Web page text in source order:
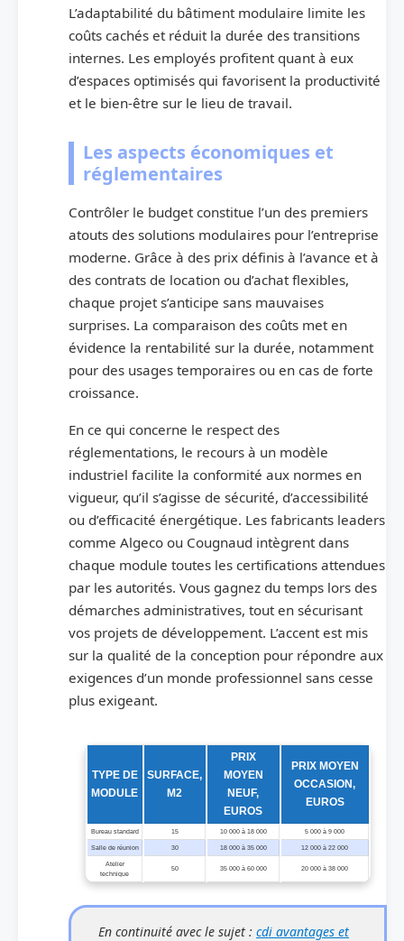
L’adaptabilité du bâtiment modulaire limite les
coûts cachés et réduit la durée des transitions
internes. Les employés profitent quant à eux
d’espaces optimisés qui favorisent la productivité
et le bien-être sur le lieu de travail.
Les aspects économiques et
réglementaires
Contrôler le budget constitue l’un des premiers
atouts des solutions modulaires pour l’entreprise
moderne. Grâce à des prix définis à l’avance et à
des contrats de location ou d’achat flexibles,
chaque projet s’anticipe sans mauvaises
surprises. La comparaison des coûts met en
évidence la rentabilité sur la durée, notamment
pour des usages temporaires ou en cas de forte
croissance.
En ce qui concerne le respect des
réglementations, le recours à un modèle
industriel facilite la conformité aux normes en
vigueur, qu’il s’agisse de sécurité, d’accessibilité
ou d’efficacité énergétique. Les fabricants leaders
comme Algeco ou Cougnaud intègrent dans
chaque module toutes les certifications attendues
par les autorités. Vous gagnez du temps lors des
démarches administratives, tout en sécurisant
vos projets de développement. L’accent est mis
sur la qualité de la conception pour répondre aux
exigences d’un monde professionnel sans cesse
plus exigeant.
TYPE DE
MODULE
SURFACE,
M2
PRIX
MOYEN
NEUF,
EUROS
PRIX MOYEN
OCCASION,
EUROS
Bureau standard 15 10 000 à 18 000 5 000 à 9 000
Salle de réunion 30 18 000 à 35 000 12 000 à 22 000
Atelier
technique
50 35 000 à 60 000 20 000 à 38 000
En continuité avec le sujet : cdi avantages et